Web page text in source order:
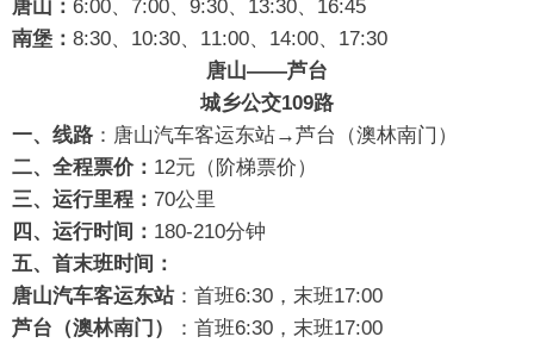
唐山： 6:00、7:00、9:30、13:30、16:45
南堡： 8:30、10:30、11:00、14:00、17:30
唐山——芦台
城乡公交109路
一、线路 ：唐山汽车客运东站→芦台（澳林南门）
二、全程票价： 12元（阶梯票价）
三、运行里程： 70公里
四、运行时间： 180-210分钟
五、首末班时间：
唐山汽车客运东站：首班6:30，末班17:00
芦台（澳林南门）
：首班6:30，末班17:00